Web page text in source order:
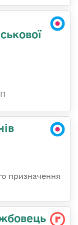
призначення